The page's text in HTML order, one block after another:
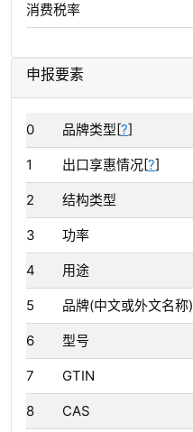
消费税率
申报要素
0 品牌类型[?]
1 出口享惠情况[?]
2 结构类型
3 功率
4 用途
5 品牌(中文或外文名称)
6 型号
7 GTIN
8 CAS